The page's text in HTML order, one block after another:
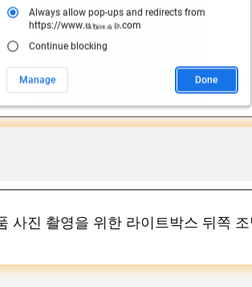
이 필요해서 이미지를 더 쉽게 다시
사진 촬영을 위한 라이트박스 뒤쪽 조